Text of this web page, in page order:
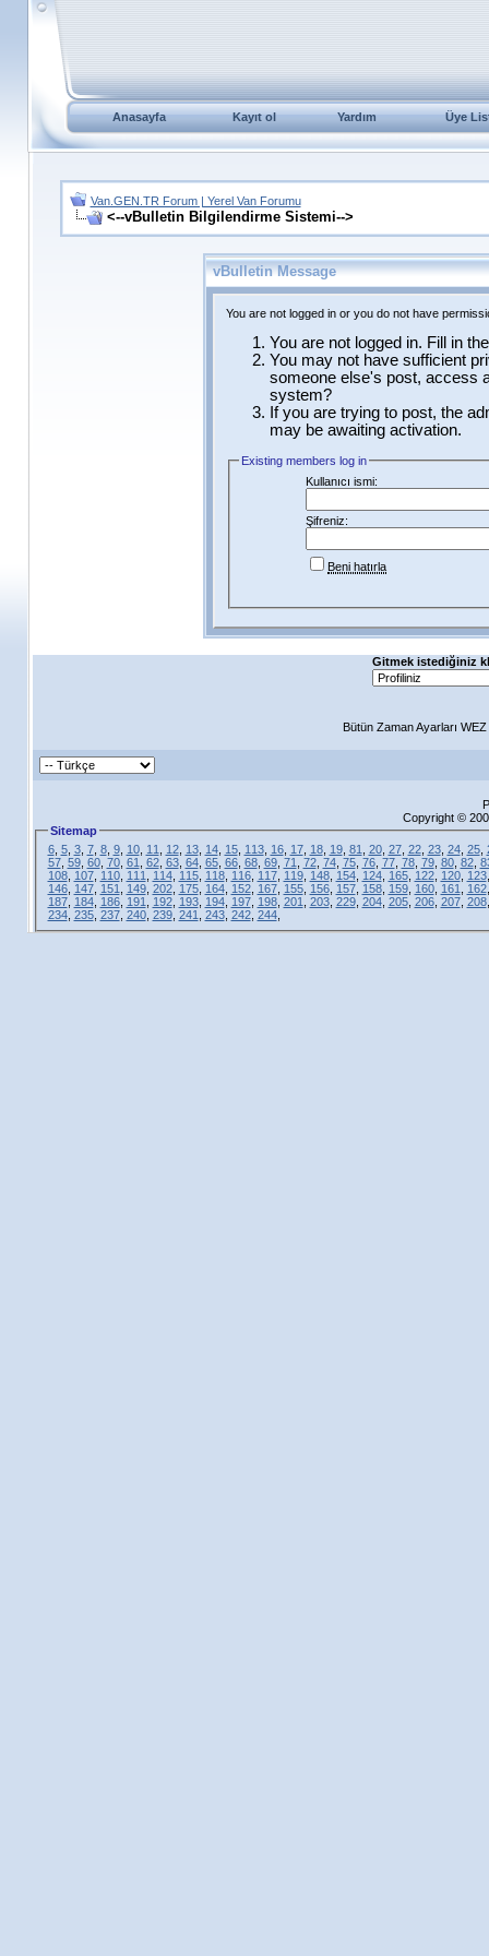
Anasayfa Kayıt ol Yardım Üye
Van.GEN.TR Forum | Yerel Van Forumu
<--vBulletin Bilgilendirme Sistemi-->
vBulletin Message
You are not logged in or you do not have
You are not logged in. Fill in
You may not have sufficient
someone else's post, access
system?
If you are trying to post, the
may be awaiting activation.
Existing members log in
Kullanıcı ismi:
Şifreniz:
Beni hatırla
Gitmek istediğiniz
Bütün Zaman Ayarları
Copyright ©
Sitemap
6, 5, 3, 7, 8, 9, 10, 11 12, 13, 14, 15, 113, 16, 17, 18, 19, 81 20, 27, 22, 23, 24, 25,
57, 59, 60, 70, 61 62, 63, 64, 65, 66, 68, 69, 71 72, 74, 75, 76, 77, 78, 79, 80, 82,
108, 107, 110, 111 114, 115, 118, 116, 117, 119, 148, 154, 124, 165, 122, 120, 123
146, 147, 151 149, 202, 175, 164, 152, 167, 155, 156, 157, 158, 159, 160, 161 162
187, 184, 186, 191 192, 193, 194, 197, 198, 201 203, 229, 204, 205, 206, 207, 208
234, 235, 237, 240, 239, 241 243, 242, 244,